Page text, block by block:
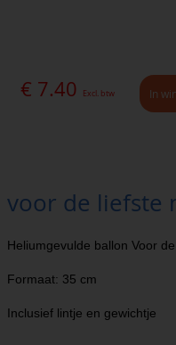
€ 7.40 Excl. btw In
voor de liefste
Heliumgevulde ballon Voor
Formaat: 35 cm
Inclusief lintje en gewichtje